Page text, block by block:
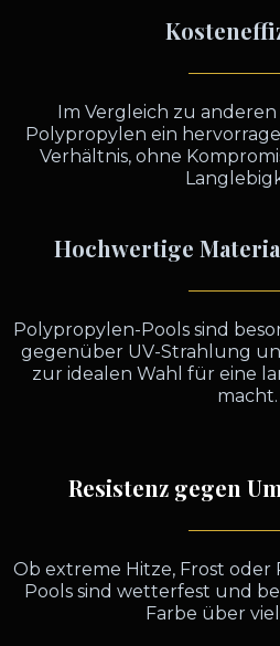
Im Vergleich zu
Polypropylen ein
Verhältnis, ohne
Hochwertige
Polypropylen-Pools sind
gegenüber UV-Strahlung
zur idealen Wahl für eine
macht.
Resistenz gegen
Ob extreme Hitze, Frost oder
Pools sind wetterfest und
Farbe über